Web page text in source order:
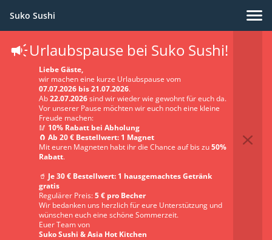
Suko Sushi
Urlaubspause bei Suko Sushi!
Liebe Gäste,
wir machen eine kurze Urlaubspause vom
07.07.2026 bis 21.07.2026.
Ab22.07.2026sind wir wieder wie gewohnt für euch da.
Vor unserer Pause möchten wir euch noch eine kleine
Freude machen:
🥢 10% Rabatt bei Abholung
🧲 Ab 20 € Bestellwert: 1 Magnet
Mit euren Magneten habt ihr die Chance auf bis zu50%
Rabatt.
🥤 Je 30 € Bestellwert: 1 hausgemachtes Getränk
gratis
Regulärer Preis:5 € pro Becher
Wir bedanken uns herzlich für eure Unterstützung und
wünschen euch eine schöne Sommerzeit.
Euer Team von
Suko Sushi & Asia Hot Kitchen